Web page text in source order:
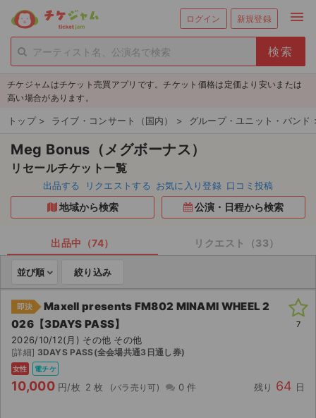
ログイン 新規登録 menu
person_add 新規会員登録
チケットを探す
新着チケット
値下げしたチケット
都道府県からチケットを探す
もうすぐ開催のチケット
チケットのリクエスト一覧
取扱チケット
ライブ・コンサート（国内）
ライブ・コンサート（海外）
イベント
チケジャムはチケット売買アプリです。チケット価格は定価より安いまたは
高い場合があります。
トップ > ライブ・コンサート（国内） > グループ・ユニット・バンド
Meg Bonus（メグボーナス）
リセールチケット一覧
出品する リクエストする お気に入り登録 口コミ投稿
地域から検索 公演・日程から検索
出品中（74） リクエスト（33）
並び順 絞り込み
即決
Maxell presents FM802 MINAMI WHEEL 2
026【3DAYS PASS】
2026/10/12(月) その他 その他
[詳細] 3DAYS PASS(全会場共通3日通し券)
女性 電チケ
10,000 円/枚 2 枚 0 件 残り 64 日
7